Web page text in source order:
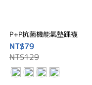
P+P抗菌機能氣墊踝襪
NT$79
NT$129